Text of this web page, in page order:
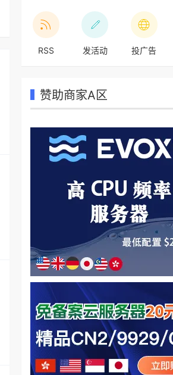
RSS 发活动 投广告
赞助商家A区